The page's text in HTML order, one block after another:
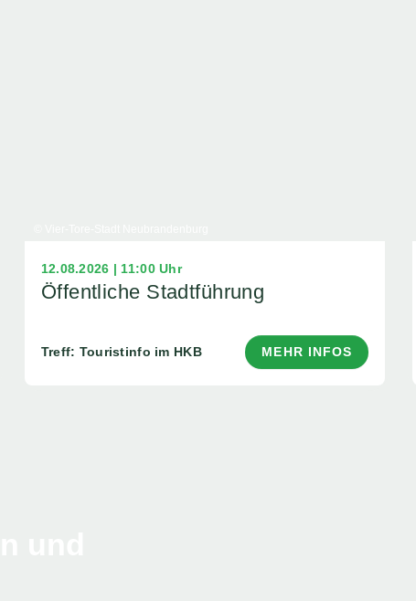
12.08.2026 | 11:00 Uhr
Öffentliche Stadtführung
Treff: Touristinfo im HKB MEHR INFOS